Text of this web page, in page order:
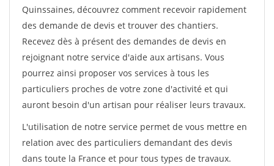
Quinssaines, découvrez comment recevoir rapidement
des demande de devis et trouver des chantiers.
Recevez dès à présent des demandes de devis en
rejoignant notre service d'aide aux artisans. Vous
pourrez ainsi proposer vos services à tous les
particuliers proches de votre zone d'activité et qui
auront besoin d'un artisan pour réaliser leurs travaux.
L'utilisation de notre service permet de vous mettre en
relation avec des particuliers demandant des devis
dans toute la France et pour tous types de travaux.